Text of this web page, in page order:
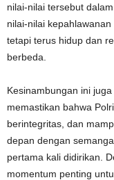
nilai-nilai tersebut
nilai-nilai
tetapi terus hidup dan
berbeda.
Kesinambungan ini
memastikan bahwa
berintegritas, dan
depan dengan
pertama kali didirikan.
momentum penting